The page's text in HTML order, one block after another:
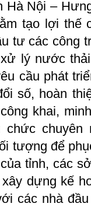
Nội –
tạo lợi thế
tư các công
lý nước
cầu phát
số, hoàn
khai,
chuyên
tượng để
tỉnh, các
dựng kế
các nhà